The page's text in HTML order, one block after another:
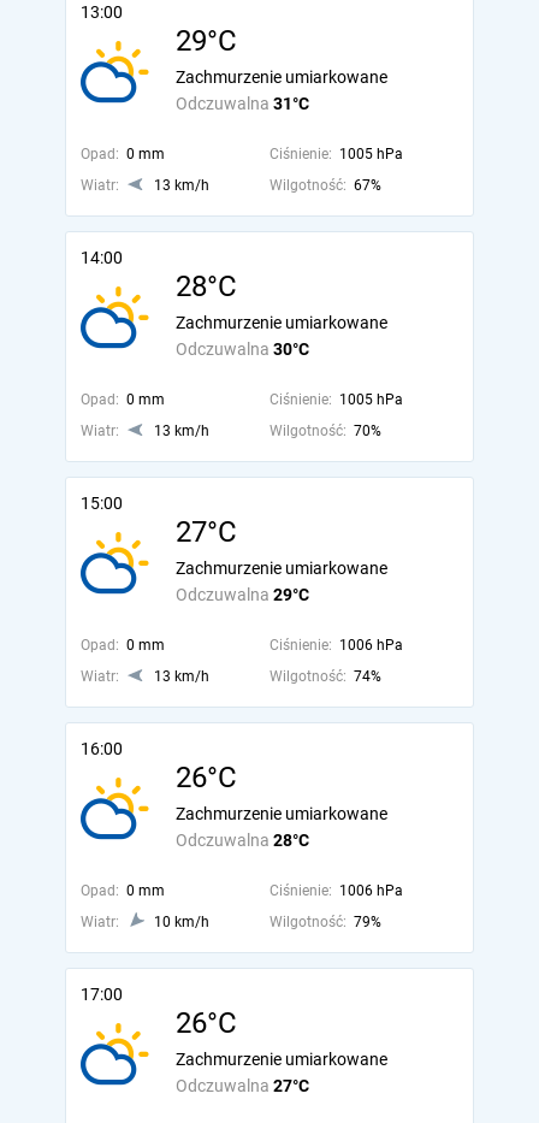
13:00
29°C
Odczuwalna 31°C
Zachmurzenie umiarkowane
Opad: 0 mm Ciśnienie: 1005 hPa
Wiatr:
13 km/h Wilgotność: 67%
14:00
28°C
Odczuwalna 30°C
Zachmurzenie umiarkowane
Opad: 0 mm Ciśnienie: 1005 hPa
Wiatr:
13 km/h Wilgotność: 70%
15:00
27°C
Odczuwalna 29°C
Zachmurzenie umiarkowane
Opad: 0 mm Ciśnienie: 1006 hPa
Wiatr:
13 km/h Wilgotność: 74%
16:00
26°C
Odczuwalna 28°C
Zachmurzenie umiarkowane
Opad: 0 mm Ciśnienie: 1006 hPa
Wiatr:
10 km/h Wilgotność: 79%
17:00
26°C
Odczuwalna 27°C
Zachmurzenie umiarkowane